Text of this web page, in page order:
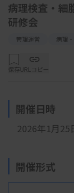
病理検査・細
研修会
管理運営 病理
保存URLコピー
開催日時
2026年1月25
開催形式
現地開催